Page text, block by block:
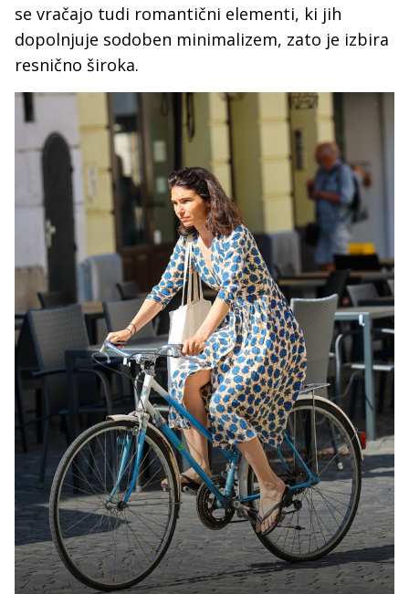
se vračajo tudi romantični elementi, ki jih
dopolnjuje sodoben minimalizem, zato je izbira
resnično široka.